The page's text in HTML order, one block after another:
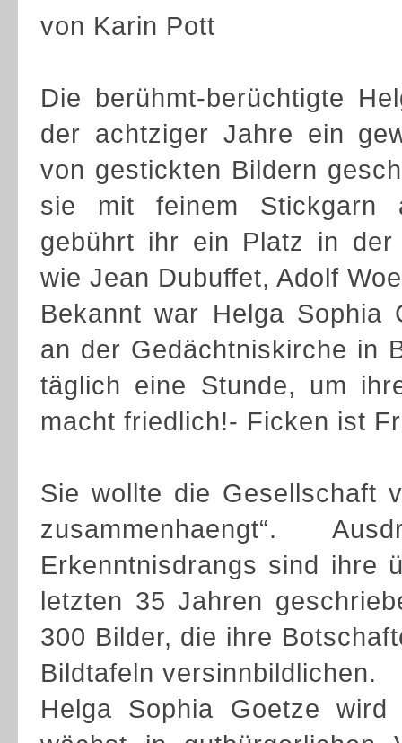
von Karin Pott
Die berühmt-berüchtigte
der achtziger Jahre ein
von gestickten Bildern
sie mit feinem Stickgarn
gebührt ihr ein Platz in der
wie Jean Dubuffet, Adolf
Bekannt war Helga Sophia
an der Gedächtniskirche in
täglich eine Stunde, um
macht friedlich!- Ficken ist
Sie wollte die Gesellschaft
zusammenhaengt“.
Erkenntnisdrangs sind ihre
letzten 35 Jahren
300 Bilder, die ihre
Bildtafeln versinnbildlichen.
Helga Sophia Goetze